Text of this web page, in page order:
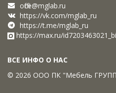
office@mglab.ru
https://vk.com/mglab_ru
https://t.me/mglab_ru
https://max.ru/
ВСЕ ИНФО О НАС
© 2026 ООО ПК "Мебель